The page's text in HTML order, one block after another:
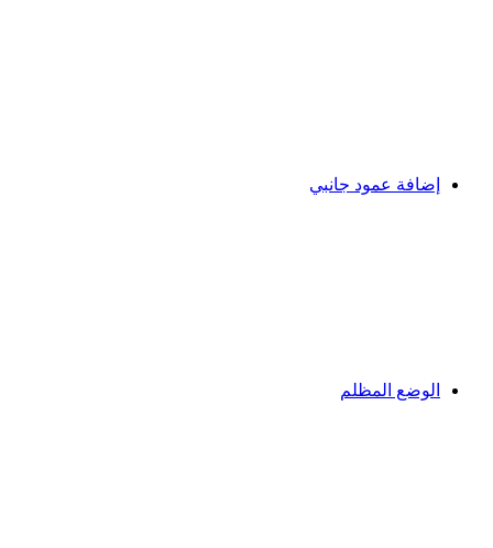
إضافة عمود جانبي
الوضع المظلم